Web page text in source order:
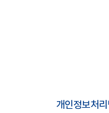
개인정보처